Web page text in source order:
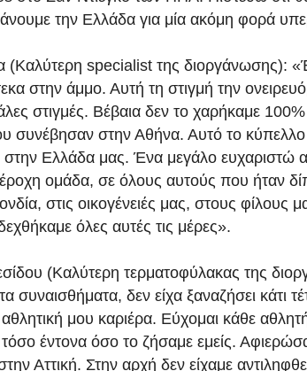
την Ελλάδα για μία ακόμη φορά
specialist της διοργάνωσης):
στην άμμο. Αυτή τη στιγμή την
στιγμές. Βέβαια δεν το χαρήκαμε
συνέβησαν στην Αθήνα. Αυτό το κύπελλο
στην Ελλάδα μας. Ένα μεγάλο ευχαριστώ
ομάδα, σε όλους αυτούς που ήταν
στις οικογένειές μας, στους φίλους
όλες αυτές τις μέρες».
(Καλύτερη τερματοφύλακας της
συναισθήματα, δεν είχα ξαναζήσει κάτι
μου καριέρα. Εύχομαι κάθε
τόσο έντονα όσο το ζήσαμε εμείς.
Αττική. Στην αρχή δεν είχαμε